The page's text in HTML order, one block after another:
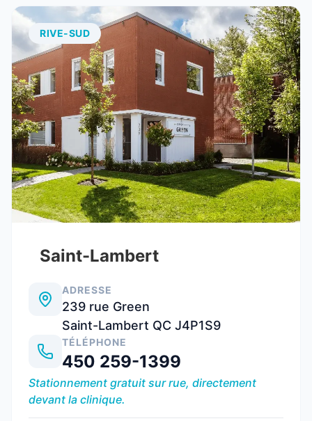
Saint-Lambert
RIVE-SUD
ADRESSE
239 rue Green
Saint-Lambert QC J4P1S9
TÉLÉPHONE
450 259-1399
Stationnement gratuit sur rue, directement
devant la clinique.